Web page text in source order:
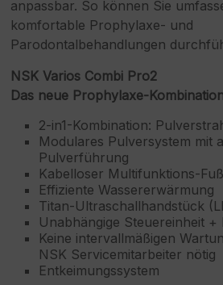
anpassbar. So können Sie
komfortable Prophylaxe- und
Parodontalbehandlungen
NSK Varios Combi Pro2
Das neue Prophylaxe-
2-in1-Kombination:
Modulares Pulversystem mit
Pulverführung
Kabelloser Multifunktions-
Effiziente Wassererwärmung
Titan-Ultraschallhandstück
Unabhängige Steuereinheit +
Keine intervallmäßigen
NSK Servicemitarbeiter nötig
Entkeimungssystem